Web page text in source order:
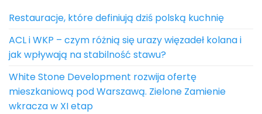
Restauracje, które definiują dziś polską kuchnię
ACL i WKP – czym różnią się urazy więzadeł kolana i
jak wpływają na stabilność stawu?
White Stone Development rozwija ofertę
mieszkaniową pod Warszawą. Zielone Zamienie
wkracza w XI etap